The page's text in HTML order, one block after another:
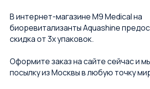
В интернет-магазине M9 Medical на
биоревитализанты Aquashine
скидка от 3х упаковок.
Оформите заказ на сайте сейчас и
посылку из Москвы в любую точку